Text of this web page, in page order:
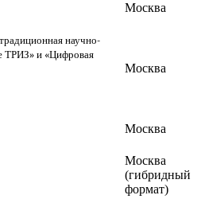
Москва
научно-
ТРИЗ» и «Цифровая
Москва
Москва
Москва
(гибридный
формат)